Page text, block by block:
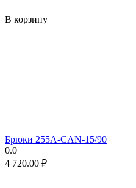
В корзину
Брюки 255A-CAN-15/90
0.0
4 720.00 ₽